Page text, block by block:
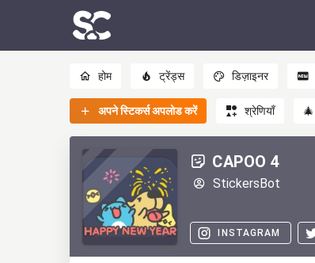
होम ट्रेंड्स डिज़ाइनर
अपने स्टिकर्स अपलोड करें श्रेणियाँ 🎄
CAPOO 4
StickersBot
INSTAGRAM